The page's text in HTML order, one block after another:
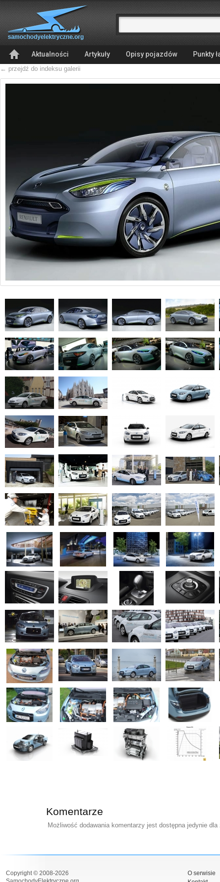
Aktualności Artykuły Opisy pojazdów Punkty
← przejdź do indeksu galerii
Komentarze
Możliwość dodawania komentarzy jest dostępna jedynie
Copyright © 2008-2026
O serwisie